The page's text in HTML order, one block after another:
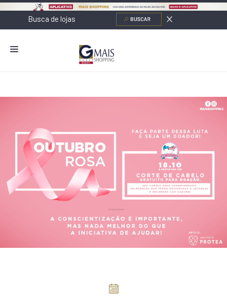
CONTATO
NOVOS NEGÓCIOS
O SHOPPING
SHOPPINGS DA GAZIT